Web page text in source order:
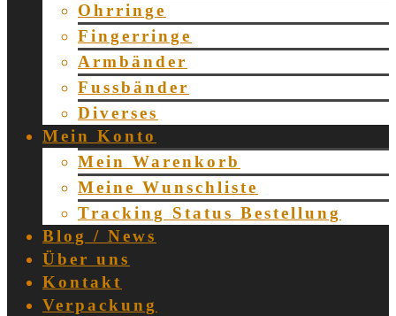
Ohrringe
Fingerringe
Armbänder
Fussbänder
Diverses
Mein Konto
Mein Warenkorb
Meine Wunschliste
Tracking Status Bestellung
Blog / News
Über uns
Kontakt
Verpackung